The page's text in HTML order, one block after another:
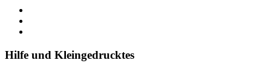
Hilfe und Kleingedrucktes